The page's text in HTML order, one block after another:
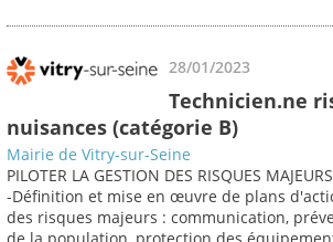
28/01/2023
Technicien.ne
nuisances (catégorie B)
Mairie de Vitry-sur-Seine
PILOTER LA GESTION DES RISQUES
-Définition et mise en œuvre de plans
des risques majeurs : communication,